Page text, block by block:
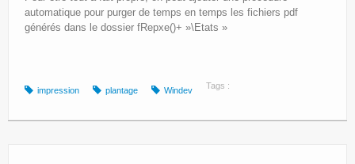
automatique pour purger de temps en temps les fichiers pdf
générés dans le dossier fRepxe()+ »\Etats »
Tags :
impression plantage Windev